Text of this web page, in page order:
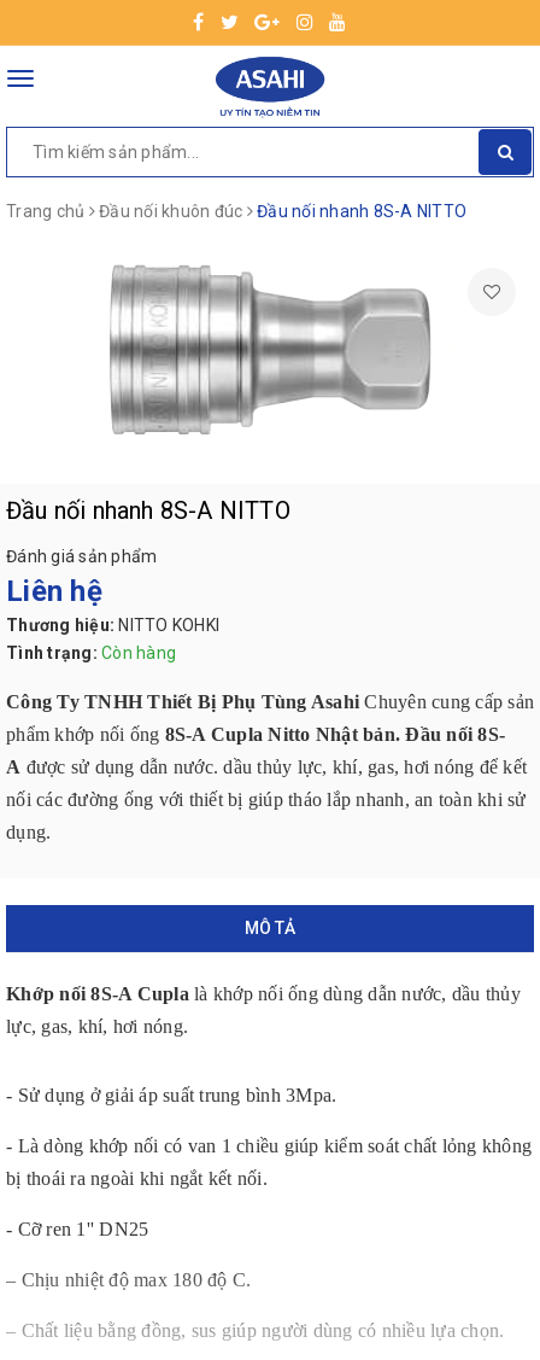
Toggle
Trang chủ Đầu nối khuôn đúc Đầu nối nhanh 8S-A NITTO
Đầu nối nhanh 8S-A NITTO
Đánh giá sản phẩm
Liên hệ
Thương hiệu: NITTO KOHKI
Tình trạng: Còn hàng
Công Ty TNHH Thiết Bị Phụ Tùng AsahiChuyên cung cấp sản
phẩm khớp nối ống 8S-A Cupla Nitto Nhật bản. Đầu nối 8S-
A được sử dụng dẫn nước. dầu thủy lực, khí, gas, hơi nóng để kết
nối các đường ống với thiết bị giúp tháo lắp nhanh, an toàn khi sử
dụng.
MÔ TẢ
Khớp nối 8S-A Cupla là khớp nối ống dùng dẫn nước, dầu thủy
lực, gas, khí, hơi nóng.
- Sử dụng ở giải áp suất trung bình 3Mpa.
- Là dòng khớp nối có van 1 chiều giúp kiểm soát chất lỏng không
bị thoái ra ngoài khi ngắt kết nối.
- Cỡ ren 1'' DN25
– Chịu nhiệt độ max 180 độ C.
– Chất liệu bằng đồng, sus giúp người dùng có nhiều lựa chọn.